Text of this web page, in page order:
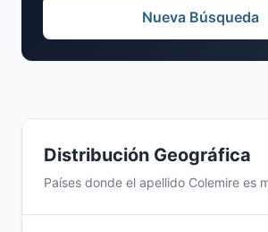
Distribución Geográfica
Países donde el apellido Colemire es
Nueva Búsqueda